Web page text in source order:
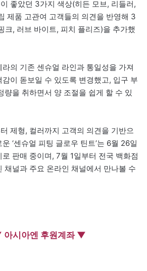
좋았던 3가지 색상(히든 모브, 리들러,
제품 고관여 고객들의 의견을 반영해 3
크, 러브 바이트, 피치 플리즈)을 추가했
의 기존 센슈얼 라인과 통일성을 가져
이 돋보일 수 있도록 변경했고, 입구 부
량을 취하면서 양 조절을 쉽게 할 수 있
제형, 컬러까지 고객의 의견을 기반으
‘센슈얼 피팅 글로우 틴트’는 6월 26일
판매 중이며, 7월 1일부터 전국 백화점
채널과 주요 온라인 채널에서 만나볼 수
시아엔 후원계좌 ▼